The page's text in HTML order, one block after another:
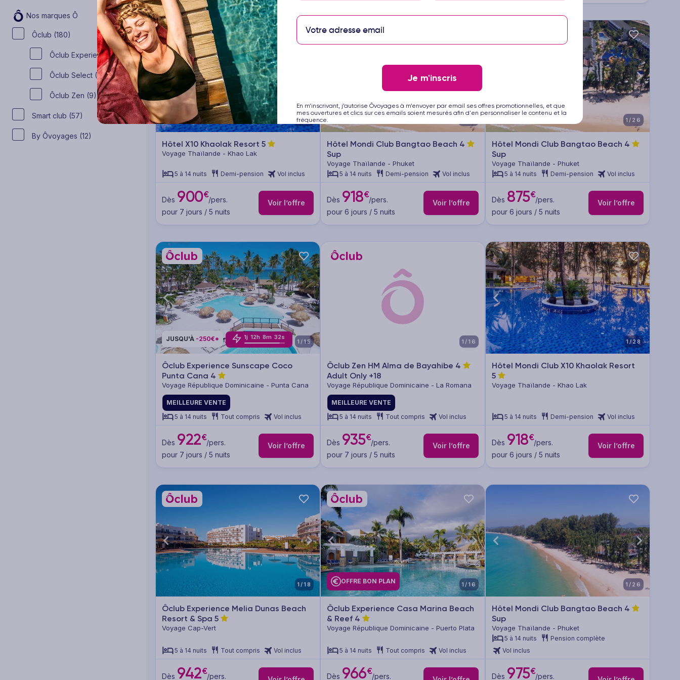
Nos marques Ô
Ôclub (180)
Ôclub Experience (127)
Ôclub Select (45)
Ôclub Zen (9)
Smart club (57)
By Ôvoyages (12)
1/28
Hôtel X10 Khaolak Resort 5
Voyage Thaïlande - Khao Lak
5 à 14 nuits Demi-pension Vol inclus
Dès 900€/pers.
pour 7 jours / 5 nuits
Voir l’offre
Hôtel Mondi Club Bangtao Beach 4
Sup
Voyage Thaïlande - Phuket
5 à 14 nuits Demi-pension Vol inclus
Dès 918€/pers.
pour 6 jours / 5 nuits
Voir l’offre
1/26
Hôtel Mondi Club Bangtao Beach 4
Sup
Voyage Thaïlande - Phuket
5 à 14 nuits Demi-pension Vol inclus
Dès 875€/pers.
pour 6 jours / 5 nuits
Voir l’offre
JUSQU'À -250€* 1j 12h 8m 29s
1/15
Ôclub Experience Sunscape Coco
Punta Cana 4
Voyage République Dominicaine - Punta Cana
MEILLEURE VENTE
5 à 14 nuits
Tout compris Vol inclus
Dès 922€/pers.
pour 7 jours / 5 nuits
Voir l’offre
1/16
Ôclub Zen HM Alma de Bayahibe 4
Adult Only +18
Voyage République Dominicaine - La Romana
MEILLEURE VENTE
5 à 14 nuits
Tout compris Vol inclus
Dès 935€/pers.
pour 7 jours / 5 nuits
Voir l’offre
1/28
Hôtel Mondi Club X10 Khaolak Resort
5
Voyage Thaïlande - Khao Lak
5 à 14 nuits Demi-pension Vol inclus
Dès 918€/pers.
pour 6 jours / 5 nuits
Voir l’offre
1/18
Ôclub Experience Melia Dunas Beach
Resort & Spa 5
Voyage Cap-Vert
5 à 14 nuits Tout compris Vol inclus
Dès 942€/pers.
OFFRE BON PLAN 1/16
Ôclub Experience Casa Marina Beach
& Reef 4
Voyage République Dominicaine - Puerto Plata
5 à 14 nuits Tout compris Vol inclus
Dès 966€/pers.
1/26
Hôtel Mondi Club Bangtao Beach 4
Sup
Voyage Thaïlande - Phuket
5 à 14 nuits
Pension complète
Vol inclus
Dès 975€/pers.
Je m'inscris
En m’inscrivant, j’autorise Ôvoyages à m’envoyer par email ses offres promotionnelles, et que
mes ouvertures et clics sur ces emails soient mesurés afin d'en personnaliser le contenu et la
fréquence.